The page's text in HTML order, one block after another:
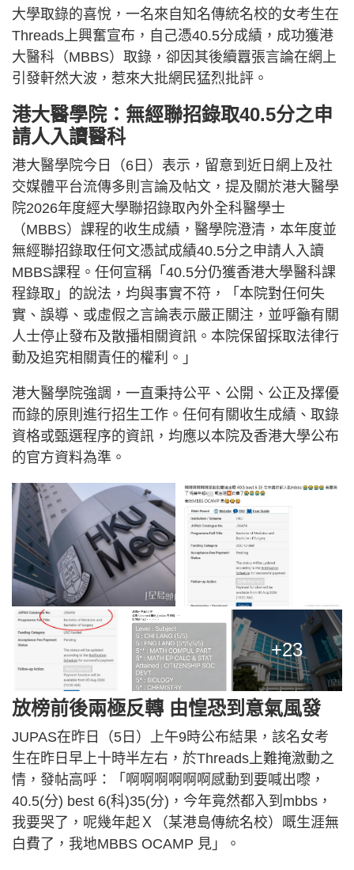
大學取錄的喜悅，一名來自知名傳統名校的女考生在
Threads上興奮宣布，自己憑40.5分成績，成功獲港
大醫科（MBBS）取錄，卻因其後續囂張言論在網上
引發軒然大波，惹來大批網民猛烈批評。
港大醫學院：無經聯招錄取40.5分之申
請人入讀醫科
港大醫學院今日（6日）表示，留意到近日網上及社
交媒體平台流傳多則言論及帖文，提及關於港大醫學
院2026年度經大學聯招錄取內外全科醫學士
（MBBS）課程的收生成績，醫學院澄清，本年度並
無經聯招錄取任何文憑試成績40.5分之申請人入讀
MBBS課程。任何宣稱「40.5分仍獲香港大學醫科課
程錄取」的說法，均與事實不符，「本院對任何失
實、誤導、或虛假之言論表示嚴正關注，並呼籲有關
人士停止發布及散播相關資訊。本院保留採取法律行
動及追究相關責任的權利。」
港大醫學院強調，一直秉持公平、公開、公正及擇優
而錄的原則進行招生工作。任何有關收生成績、取錄
資格或甄選程序的資訊，均應以本院及香港大學公布
的官方資料為準。
+23
放榜前後兩極反轉 由惶恐到意氣風發
JUPAS在昨日（5日）上午9時公布結果，該名女考
生在昨日早上十時半左右，於Threads上難掩激動之
情，發帖高呼：「啊啊啊啊啊啊感動到要喊出嚟，
40.5(分) best 6(科)35(分)，今年竟然都入到mbbs，
我要哭了，呢幾年起Ｘ（某港島傳統名校）嘅生涯無
白費了，我地MBBS OCAMP 見」。